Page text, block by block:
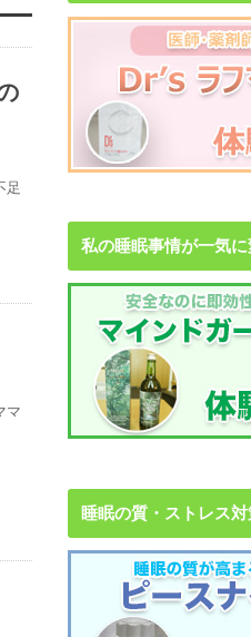
足
マ
私の睡眠事情が一気
睡眠の質・ストレス対